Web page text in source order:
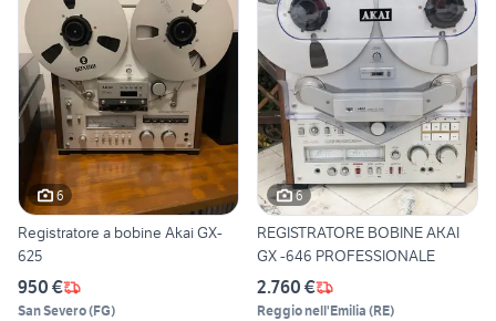
6
Registratore a bobine Akai GX-
625
950 €
San Severo(FG)
6
REGISTRATORE BOBINE AKAI
GX -646 PROFESSIONALE
2.760 €
Reggio nell'Emilia (RE)